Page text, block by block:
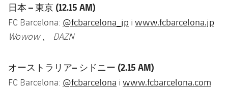
日本 –東京 (12.15 AM)
FC Barcelona: @fcbarcelona_jp i www.fcbarcelona.jp
Wowow、 DAZN
オーストラリア– シドニー (2.15 AM)
FC Barcelona: @fcbarcelona i www.fcbarcelona.com